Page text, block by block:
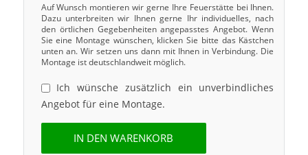
Auf Wunsch montieren wir gerne Ihre Feuerstätte bei Ihnen.
Dazu unterbreiten wir Ihnen gerne Ihr individuelles, nach
den örtlichen Gegebenheiten angepasstes Angebot. Wenn
Sie eine Montage wünschen, klicken Sie bitte das Kästchen
unten an. Wir setzen uns dann mit Ihnen in Verbindung. Die
Montage ist deutschlandweit möglich.
Ich wünsche zusätzlich ein unverbindliches
Angebot für eine Montage.
IN DEN WARENKORB